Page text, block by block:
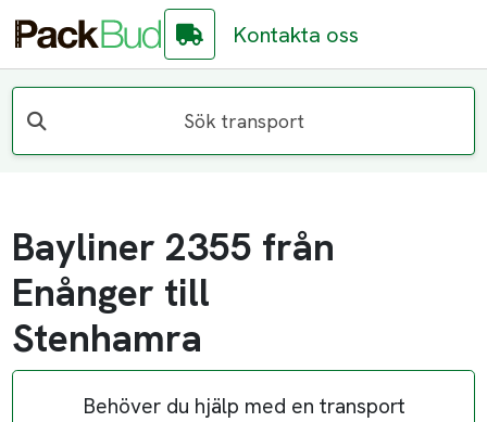
Kontakta oss
Sök transport
Bayliner 2355 från
Enånger till
Stenhamra
Behöver du hjälp med en transport